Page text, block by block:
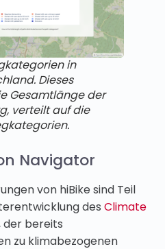
in
Dieses
Gesamtlänge der
verteilt auf die
Navigator
von hiBike sind Teil
des Climate
der bereits
zu klimabezogenen